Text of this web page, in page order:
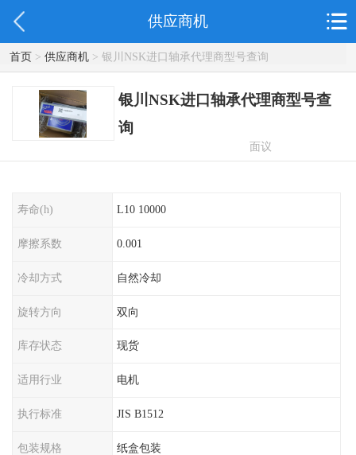
供应商机
首页> 供应商机> 银川NSK进口轴承代理商型号查询
银川NSK进口轴承代理商型号查
询
面议
寿命(h) L10 10000
摩擦系数 0.001
冷却方式 自然冷却
旋转方向 双向
库存状态 现货
适用行业 电机
执行标准 JIS B1512
包装规格 纸盒包装